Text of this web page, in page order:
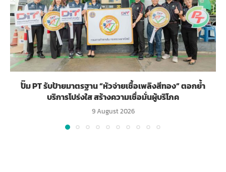
ปั๊ม PT รับป้ายมาตรฐาน “หัวจ่ายเชื้อเพลิงสีทอง” ตอกย้ำ
บริการโปร่งใส สร้างความเชื่อมั่นผู้บริโภค
9 August 2026